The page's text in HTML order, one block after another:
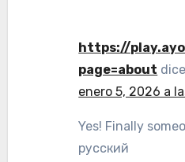
https://
page=about
enero 5, 2026 a
Yes! Finally
русский